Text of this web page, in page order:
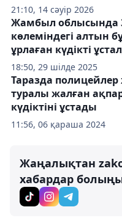
21:10, 14 сәуір 2026
18:50, 29 шілде 2025
Жамбыл облысында
көлеміндегі алтын
ұрлаған күдікті
11:56, 06 қараша 2024
Таразда
туралы жалған
күдіктіні ұстады
Жаңалықтан
хабардар